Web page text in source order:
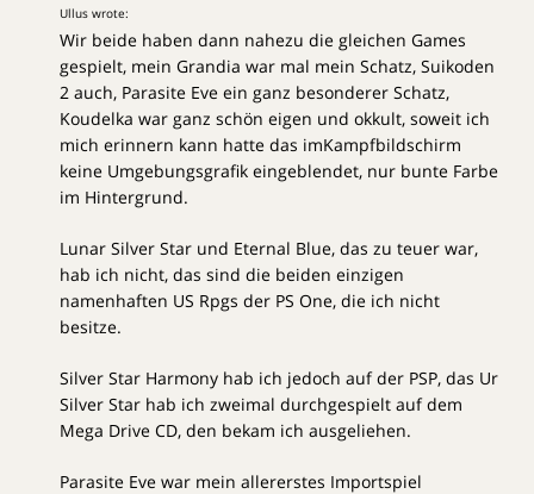
Ullus wrote:
Wir beide haben dann nahezu die gleichen Games
gespielt, mein Grandia war mal mein Schatz, Suikoden
2 auch, Parasite Eve ein ganz besonderer Schatz,
Koudelka war ganz schön eigen und okkult, soweit ich
mich erinnern kann hatte das imKampfbildschirm
keine Umgebungsgrafik eingeblendet, nur bunte Farbe
im Hintergrund.
Lunar Silver Star und Eternal Blue, das zu teuer war,
hab ich nicht, das sind die beiden einzigen
namenhaften US Rpgs der PS One, die ich nicht
besitze.
Silver Star Harmony hab ich jedoch auf der PSP, das Ur
Silver Star hab ich zweimal durchgespielt auf dem
Mega Drive CD, den bekam ich ausgeliehen.
Parasite Eve war mein allererstes Importspiel